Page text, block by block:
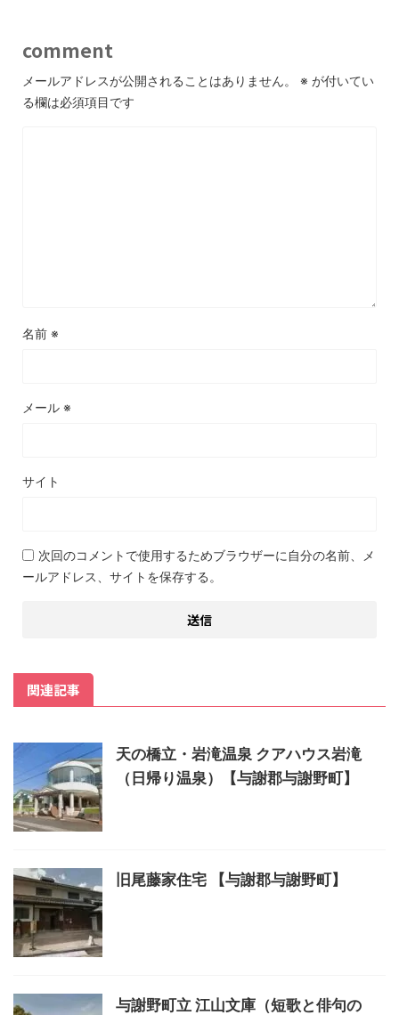
comment
メールアドレスが公開されることはありません。 ※ が付いてい
る欄は必須項目です
名前 ※
メール ※
サイト
次回のコメントで使用するためブラウザーに自分の名前、メ
ールアドレス、サイトを保存する。
関連記事
天の橋立・岩滝温泉 クアハウス岩滝
（日帰り温泉）【与謝郡与謝野町】
旧尾藤家住宅 【与謝郡与謝野町】
与謝野町立 江山文庫（短歌と俳句の